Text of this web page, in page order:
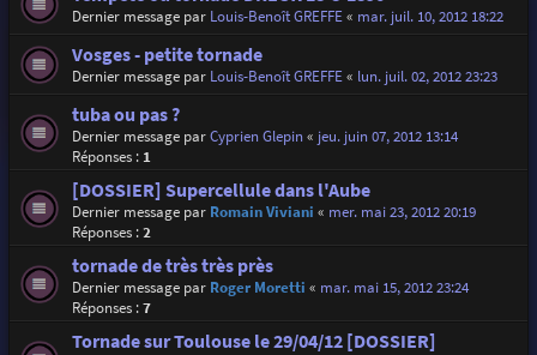
Dernier message par Louis-Benoît GREFFE« mar. juil. 10, 2012 18:22
Vosges - petite tornade
Dernier message par Louis-Benoît GREFFE« lun. juil. 02, 2012 23:23
tuba ou pas ?
Dernier message parCyprien Glepin« jeu. juin 07, 2012 13:14
Réponses : 1
[DOSSIER] Supercellule dans l'Aube
Dernier message par Romain Viviani « mer. mai 23, 2012 20:19
Réponses :2
tornade de très très près
Dernier message par Roger Moretti « mar. mai 15, 2012 23:24
Réponses :7
Tornade sur Toulouse le 29/04/12 [DOSSIER]